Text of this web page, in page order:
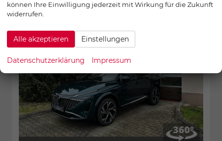
können Ihre Einwilligung jederzeit mit Wirkung für die Zukunft
widerrufen.
Alle akzeptieren Einstellungen
Datenschutzerklärung Impressum